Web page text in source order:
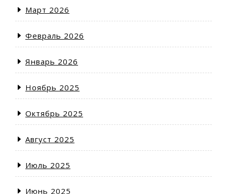
Март 2026
Февраль 2026
Январь 2026
Ноябрь 2025
Октябрь 2025
Август 2025
Июль 2025
Июнь 2025